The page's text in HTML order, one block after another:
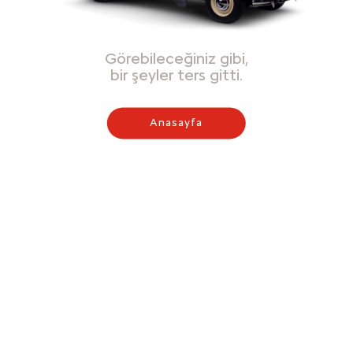
Görebileceğiniz gibi,
bir şeyler ters gitti.
Anasayfa